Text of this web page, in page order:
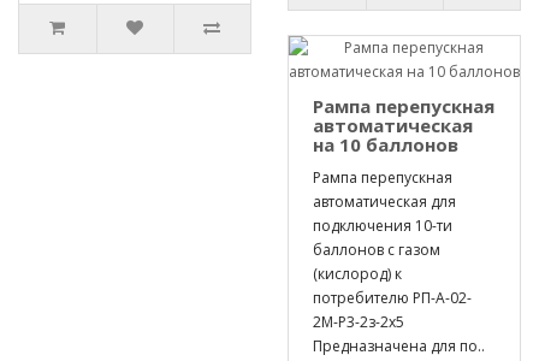
Рампа перепускная
автоматическая
на 10 баллонов
Рампа перепускная
автоматическая для
подключения 10-ти
баллонов с газом
(кислород) к
потребителю РП-А-02-
2М-Р3-2з-2х5
Предназначена для по..